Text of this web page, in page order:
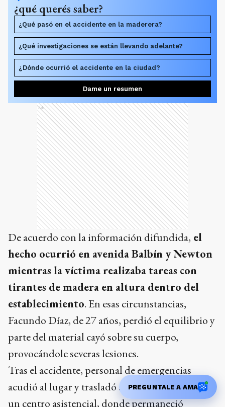
¿qué querés saber?
¿Qué pasó en el accidente en la maderera?
¿Qué investigaciones se están llevando adelante?
¿Dónde ocurrió el accidente en la ciudad?
Dame un resumen
Ads
De acuerdo con la información difundida, el
hecho ocurrió en avenida Balbín y Newton
mientras la víctima realizaba tareas con
tirantes de madera en altura dentro del
establecimiento. En esas circunstancias,
Facundo Díaz, de 27 años, perdió el equilibrio y
parte del material cayó sobre su cuerpo,
provocándole severas lesiones.
Tras el accidente, personal de emergencias
acudió al lugar y trasladó al joven de urgencia a
un centro asistencial, donde permaneció
PREGUNTALE A AMA